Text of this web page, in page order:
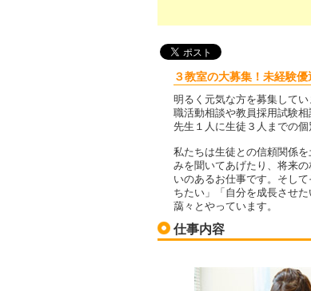
３教室の大募集！未経験
明るく元気な方を募集して
職活動相談や教員採用試験
先生１人に生徒３人までの
私たちは生徒との信頼関係
みを聞いてあげたり、将来
いのあるお仕事です。そし
ちたい」「自分を成長させ
藹々とやっています。
仕事内容